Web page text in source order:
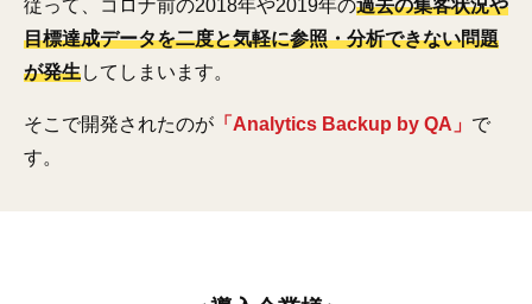
従って、コロナ前の2018年や2019年の過去の集客状況や
目標達成データを二度と気軽に参照・分析できない問題
が発生してしまいます。
そこで開発されたのが 「Analytics Backup by QA」 で
す。